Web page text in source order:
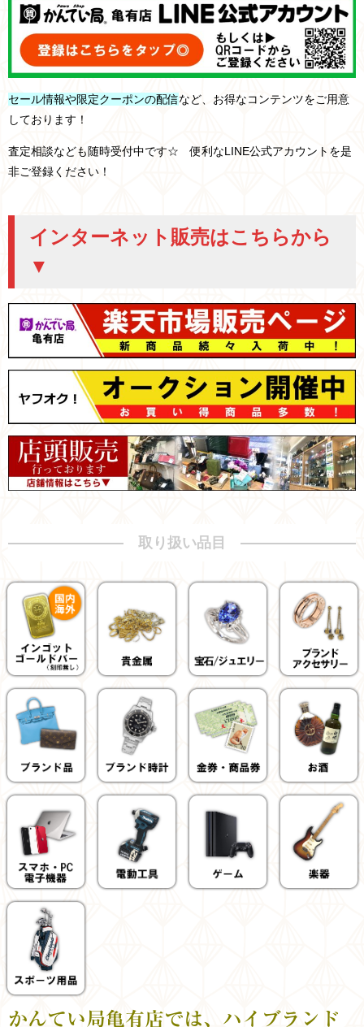
セール情報や限定クーポンの配信など、お得なコンテンツをご用意
しております！
査定相談なども随時受付中です☆ 便利なLINE公式アカウントを是
非ご登録ください！
インターネット販売はこちらから
▼
取り扱い品目
かんてい局亀有店では、ハイブランド